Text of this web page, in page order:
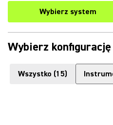
Wybierz system
Wybierz
Wszystko (15)